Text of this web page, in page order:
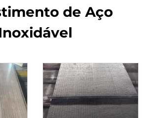
de Aço